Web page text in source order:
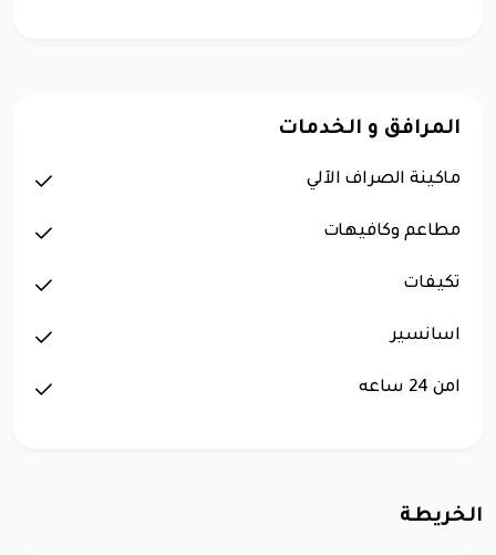
المرافق و الخدمات
ماكينة الصراف الآلي
مطاعم وكافيهات
تكيفات
اسانسير
امن 24 ساعه
الخريطة